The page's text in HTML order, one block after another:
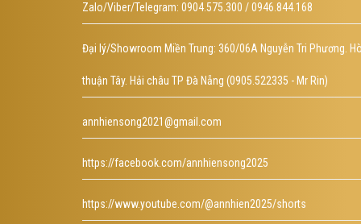
Zalo/Viber/Telegram: 0904.575.300 / 0946.844.168
Đại lý/Showroom Miền Trung: 360/06A Nguyễn Tri Phương.
thuận Tây. Hải châu TP Đà Nẵng (0905.522335 - Mr Rin)
annhiensong2021@gmail.com
https://facebook.com/annhiensong2025
https://www.youtube.com/@annhien2025/shorts